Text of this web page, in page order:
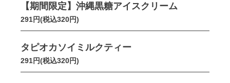
【期間限定】沖縄黒糖アイスクリーム
291円(税込320円)
タピオカソイミルクティー
291円(税込320円)